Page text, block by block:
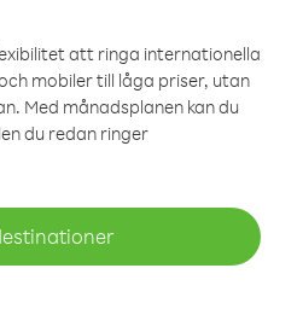
att ringa internationella
mobiler till låga priser, utan
Med månadsplanen kan du
du redan ringer